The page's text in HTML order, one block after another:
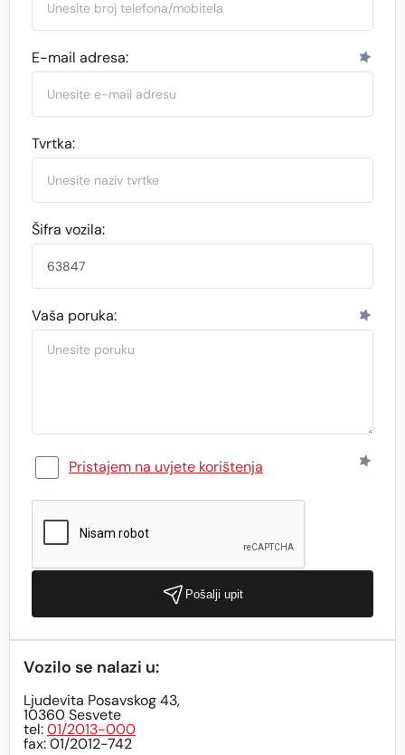
E-mail adresa:
Tvrtka:
Šifra vozila:
Vaša poruka:
Pristajem na uvjete korištenja
Pošalji upit
Vozilo se nalazi u:
Ljudevita Posavskog 43,
10360 Sesvete
tel:01/2013-000
fax: 01/2012-742